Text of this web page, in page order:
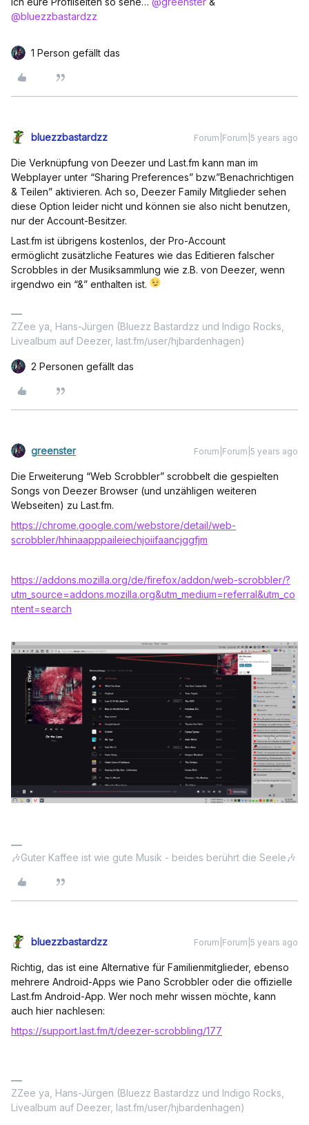
@bluezzbastardzz
1 Person gefällt das
bluezzbastardzz Forum|Forum|5 years ago
Die Verknüpfung von Deezer und Last.fm kann man im
Webplayer unter “Sharing Preferences” bzw.”Benachrichtigen
& Teilen” aktivieren. Ach so, Deezer Family Mitglieder sehen
diese Option leider nicht und können sie also nicht benutzen,
nur der Account-Besitzer.
Last.fm ist übrigens kostenlos, der Pro-Account
ermöglicht zusätzliche Features wie das Editieren falscher
Scrobbles in der Musiksammlung wie z.B. von Deezer, wenn
irgendwo ein “&” enthalten ist.
ZZee ya, Hans-Jürgen (Bluezz Bastardzz und Indigo Rocks,
Livealbum auf Deezer, last.fm/user/hjbardenhagen)
2 Personen gefällt das
greenster Forum|Forum|5 years ago
Die Erweiterung “Web Scrobbler” scrobbelt die gespielten
Songs von Deezer Browser (und unzähligen weiteren
Webseiten) zu Last.fm.
https://chrome.google.com/webstore/detail/web-
scrobbler/hhinaapppaileiechjoiifaancjggfjm
https://addons.mozilla.org/de/firefox/addon/web-scrobbler/?
utm_source=addons.mozilla.org&utm_medium=referral&utm_co
ntent=search
🎶Guter Kaffee ist wie gute Musik - beides berührt die Seele🎶
bluezzbastardzz Forum|Forum|5 years ago
Richtig, das ist eine Alternative für Familienmitglieder, ebenso
mehrere Android-Apps wie Pano Scrobbler oder die offizielle
Last.fm Android-App. Wer noch mehr wissen möchte, kann
auch hier nachlesen:
https://support.last.fm/t/deezer-scrobbling/177
ZZee ya, Hans-Jürgen (Bluezz Bastardzz und Indigo Rocks,
Livealbum auf Deezer, last.fm/user/hjbardenhagen)